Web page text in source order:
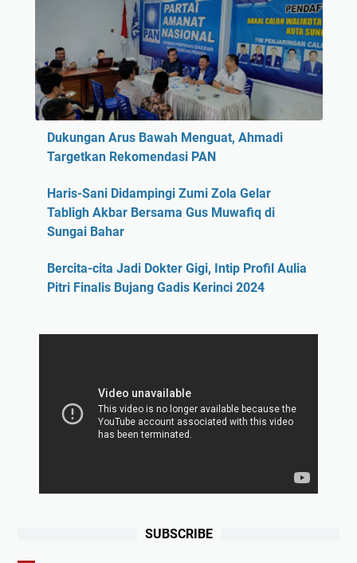
Dukungan Arus Bawah Menguat, Ahmadi
Targetkan Rekomendasi PAN
Haris-Sani Didampingi Zumi Zola Gelar
Tabligh Akbar Bersama Gus Muwafiq di
Sungai Bahar
Bercita-cita Jadi Dokter Gigi, Intip Profil Aulia
Pitri Finalis Bujang Gadis Kerinci 2024
SUBSCRIBE